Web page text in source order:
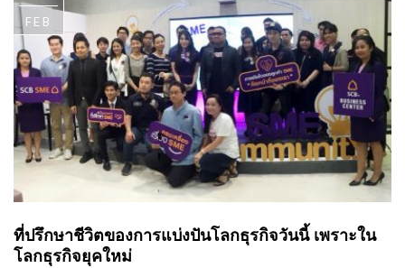
FEB
ที่ปรึกษาชีวิตของการแบ่งปันโลกธุรกิจวันนี้ เพราะใน
โลกธุรกิจยุคใหม่